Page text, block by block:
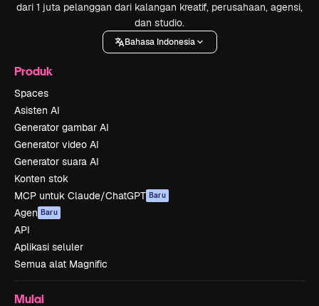
dari 1 juta pelanggan dari kalangan kreatif, perusahaan, agensi,
dan studio.
Bahasa Indonesia
Produk
Spaces
Asisten AI
Generator gambar AI
Generator video AI
Generator suara AI
Konten stok
MCP untuk Claude/ChatGPT Baru
Agen Baru
API
Aplikasi seluler
Semua alat Magnific
Mulai